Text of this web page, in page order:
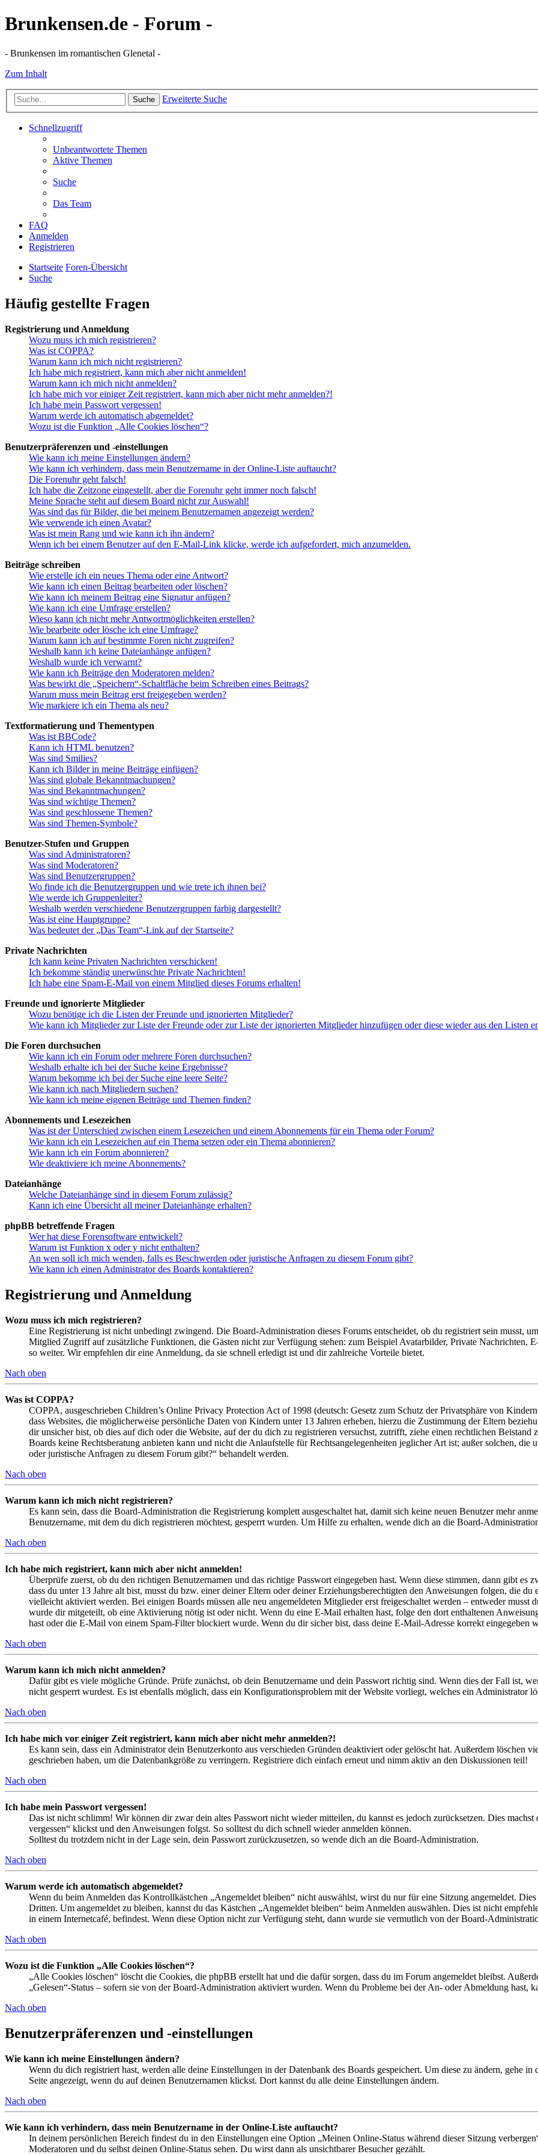
Brunkensen.de - Forum -
- Brunkensen im romantischen Glenetal -
Zum Inhalt
Suche Erweiterte Suche
Schnellzugriff
Unbeantwortete Themen
Aktive Themen
Suche
Das Team
FAQ
Anmelden
Registrieren
Startseite Foren-Übersicht
Suche
Häufig gestellte Fragen
Registrierung und Anmeldung
Wozu muss ich mich registrieren?
Was ist COPPA?
Warum kann ich mich nicht registrieren?
Ich habe mich registriert, kann mich aber nicht anmelden!
Warum kann ich mich nicht anmelden?
Ich habe mich vor einiger Zeit registriert, kann mich aber nicht mehr anmelden?!
Ich habe mein Passwort vergessen!
Warum werde ich automatisch abgemeldet?
Wozu ist die Funktion „Alle Cookies löschen“?
Benutzerpräferenzen und -einstellungen
Wie kann ich meine Einstellungen ändern?
Wie kann ich verhindern, dass mein Benutzername in der Online-Liste auftaucht?
Die Forenuhr geht falsch!
Ich habe die Zeitzone eingestellt, aber die Forenuhr geht immer noch falsch!
Meine Sprache steht auf diesem Board nicht zur Auswahl!
Was sind das für Bilder, die bei meinem Benutzernamen angezeigt werden?
Wie verwende ich einen Avatar?
Was ist mein Rang und wie kann ich ihn ändern?
Wenn ich bei einem Benutzer auf den E-Mail-Link klicke, werde ich aufgefordert, mich anzumelden.
Beiträge schreiben
Wie erstelle ich ein neues Thema oder eine Antwort?
Wie kann ich einen Beitrag bearbeiten oder löschen?
Wie kann ich meinem Beitrag eine Signatur anfügen?
Wie kann ich eine Umfrage erstellen?
Wieso kann ich nicht mehr Antwortmöglichkeiten erstellen?
Wie bearbeite oder lösche ich eine Umfrage?
Warum kann ich auf bestimmte Foren nicht zugreifen?
Weshalb kann ich keine Dateianhänge anfügen?
Weshalb wurde ich verwarnt?
Wie kann ich Beiträge den Moderatoren melden?
Was bewirkt die „Speichern“-Schaltfläche beim Schreiben eines Beitrags?
Warum muss mein Beitrag erst freigegeben werden?
Wie markiere ich ein Thema als neu?
Textformatierung und Thementypen
Was ist BBCode?
Kann ich HTML benutzen?
Was sind Smilies?
Kann ich Bilder in meine Beiträge einfügen?
Was sind globale Bekanntmachungen?
Was sind Bekanntmachungen?
Was sind wichtige Themen?
Was sind geschlossene Themen?
Was sind Themen-Symbole?
Benutzer-Stufen und Gruppen
Was sind Administratoren?
Was sind Moderatoren?
Was sind Benutzergruppen?
Wo finde ich die Benutzergruppen und wie trete ich ihnen bei?
Wie werde ich Gruppenleiter?
Weshalb werden verschiedene Benutzergruppen farbig dargestellt?
Was ist eine Hauptgruppe?
Was bedeutet der „Das Team“-Link auf der Startseite?
Private Nachrichten
Ich kann keine Privaten Nachrichten verschicken!
Ich bekomme ständig unerwünschte Private Nachrichten!
Ich habe eine Spam-E-Mail von einem Mitglied dieses Forums erhalten!
Freunde und ignorierte Mitglieder
Wozu benötige ich die Listen der Freunde und ignorierten Mitglieder?
Wie kann ich Mitglieder zur Liste der Freunde oder zur Liste der ignorierten Mitglieder hinzufügen oder diese wieder aus den Listen
Die Foren durchsuchen
Wie kann ich ein Forum oder mehrere Foren durchsuchen?
Weshalb erhalte ich bei der Suche keine Ergebnisse?
Warum bekomme ich bei der Suche eine leere Seite?
Wie kann ich nach Mitgliedern suchen?
Wie kann ich meine eigenen Beiträge und Themen finden?
Abonnements und Lesezeichen
Was ist der Unterschied zwischen einem Lesezeichen und einem Abonnements für ein Thema oder Forum?
Wie kann ich ein Lesezeichen auf ein Thema setzen oder ein Thema abonnieren?
Wie kann ich ein Forum abonnieren?
Wie deaktiviere ich meine Abonnements?
Dateianhänge
Welche Dateianhänge sind in diesem Forum zulässig?
Kann ich eine Übersicht all meiner Dateianhänge erhalten?
phpBB betreffende Fragen
Wer hat diese Forensoftware entwickelt?
Warum ist Funktion x oder y nicht enthalten?
An wen soll ich mich wenden, falls es Beschwerden oder juristische Anfragen zu diesem Forum gibt?
Wie kann ich einen Administrator des Boards kontaktieren?
Registrierung und Anmeldung
Wozu muss ich mich registrieren?
Eine Registrierung ist nicht unbedingt zwingend. Die Board-Administration dieses Forums entscheidet, ob du registriert sein musst,
Mitglied Zugriff auf zusätzliche Funktionen, die Gästen nicht zur Verfügung stehen: zum Beispiel Avatarbilder, Private Nachrichten,
so weiter. Wir empfehlen dir eine Anmeldung, da sie schnell erledigt ist und dir zahlreiche Vorteile bietet.
Nach oben
Was ist COPPA?
COPPA, ausgeschrieben Children’s Online Privacy Protection Act of 1998 (deutsch: Gesetz zum Schutz der Privatsphäre von
dass Websites, die möglicherweise persönliche Daten von Kindern unter 13 Jahren erheben, hierzu die Zustimmung der Eltern
dir unsicher bist, ob dies auf dich oder die Website, auf der du dich zu registrieren versuchst, zutrifft, ziehe einen rechtlichen
Boards keine Rechtsberatung anbieten kann und nicht die Anlaufstelle für Rechtsangelegenheiten jeglicher Art ist; außer solchen,
oder juristische Anfragen zu diesem Forum gibt?“ behandelt werden.
Nach oben
Warum kann ich mich nicht registrieren?
Es kann sein, dass die Board-Administration die Registrierung komplett ausgeschaltet hat, damit sich keine neuen Benutzer mehr
Benutzername, mit dem du dich registrieren möchtest, gesperrt wurden. Um Hilfe zu erhalten, wende dich an die Board-
Nach oben
Ich habe mich registriert, kann mich aber nicht anmelden!
Überprüfe zuerst, ob du den richtigen Benutzernamen und das richtige Passwort eingegeben hast. Wenn diese stimmen, dann gibt es
dass du unter 13 Jahre alt bist, musst du bzw. einer deiner Eltern oder deiner Erziehungsberechtigten den Anweisungen folgen, die
vielleicht aktiviert werden. Bei einigen Boards müssen alle neu angemeldeten Mitglieder erst freigeschaltet werden – entweder musst
wurde dir mitgeteilt, ob eine Aktivierung nötig ist oder nicht. Wenn du eine E-Mail erhalten hast, folge den dort enthaltenen
hast oder die E-Mail von einem Spam-Filter blockiert wurde. Wenn du dir sicher bist, dass deine E-Mail-Adresse korrekt eingegeben
Nach oben
Warum kann ich mich nicht anmelden?
Dafür gibt es viele mögliche Gründe. Prüfe zunächst, ob dein Benutzername und dein Passwort richtig sind. Wenn dies der Fall ist,
nicht gesperrt wurdest. Es ist ebenfalls möglich, dass ein Konfigurationsproblem mit der Website vorliegt, welches ein Administrator
Nach oben
Ich habe mich vor einiger Zeit registriert, kann mich aber nicht mehr anmelden?!
Es kann sein, dass ein Administrator dein Benutzerkonto aus verschieden Gründen deaktiviert oder gelöscht hat. Außerdem löschen
geschrieben haben, um die Datenbankgröße zu verringern. Registriere dich einfach erneut und nimm aktiv an den Diskussionen teil!
Nach oben
Ich habe mein Passwort vergessen!
Das ist nicht schlimm! Wir können dir zwar dein altes Passwort nicht wieder mitteilen, du kannst es jedoch zurücksetzen. Dies
vergessen“ klickst und den Anweisungen folgst. So solltest du dich schnell wieder anmelden können.
Solltest du trotzdem nicht in der Lage sein, dein Passwort zurückzusetzen, so wende dich an die Board-Administration.
Nach oben
Warum werde ich automatisch abgemeldet?
Wenn du beim Anmelden das Kontrollkästchen „Angemeldet bleiben“ nicht auswählst, wirst du nur für eine Sitzung angemeldet.
Dritten. Um angemeldet zu bleiben, kannst du das Kästchen „Angemeldet bleiben“ beim Anmelden auswählen. Dies ist nicht
in einem Internetcafé, befindest. Wenn diese Option nicht zur Verfügung steht, dann wurde sie vermutlich von der Board-
Nach oben
Wozu ist die Funktion „Alle Cookies löschen“?
„Alle Cookies löschen“ löscht die Cookies, die phpBB erstellt hat und die dafür sorgen, dass du im Forum angemeldet bleibst.
„Gelesen“-Status – sofern sie von der Board-Administration aktiviert wurden. Wenn du Probleme bei der An- oder Abmeldung hast,
Nach oben
Benutzerpräferenzen und -einstellungen
Wie kann ich meine Einstellungen ändern?
Wenn du dich registriert hast, werden alle deine Einstellungen in der Datenbank des Boards gespeichert. Um diese zu ändern, gehe
Seite angezeigt, wenn du auf deinen Benutzernamen klickst. Dort kannst du alle deine Einstellungen ändern.
Nach oben
Wie kann ich verhindern, dass mein Benutzername in der Online-Liste auftaucht?
In deinem persönlichen Bereich findest du in den Einstellungen eine Option „Meinen Online-Status während dieser Sitzung
Moderatoren und du selbst deinen Online-Status sehen. Du wirst dann als unsichtbarer Besucher gezählt.